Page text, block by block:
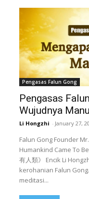
Pengasas Falun Gong
Pengasas
Wujudnya
Li Hongzhi - January 27,
Falun Gong Founder
Humankind Came To
有人類》 Encik Li
kerohanian Falun
meditasi...